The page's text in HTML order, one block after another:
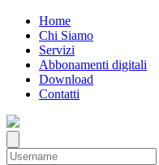
Home
Chi Siamo
Servizi
Abbonamenti digitali
Download
Contatti